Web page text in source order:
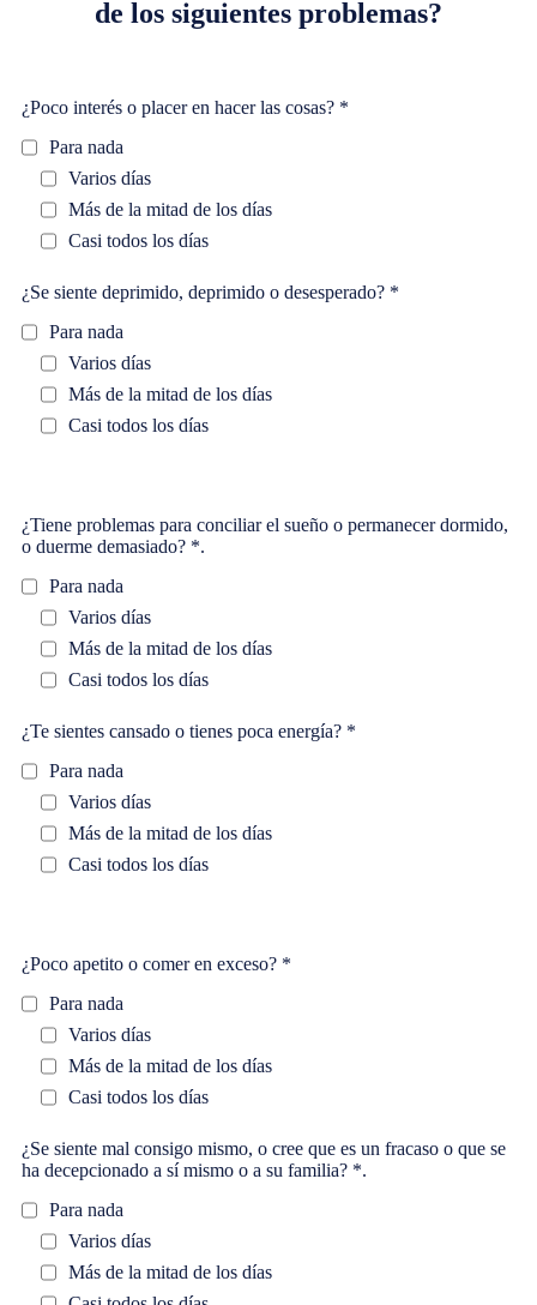
de los siguientes problemas?
¿Poco interés o placer en hacer las cosas? *
Para nada
Varios días
Más de la mitad de los días
Casi todos los días
¿Se siente deprimido, deprimido o desesperado? *
Para nada
Varios días
Más de la mitad de los días
Casi todos los días
¿Tiene problemas para conciliar el sueño o permanecer dormido,
o duerme demasiado? *.
Para nada
Varios días
Más de la mitad de los días
Casi todos los días
¿Te sientes cansado o tienes poca energía? *
Para nada
Varios días
Más de la mitad de los días
Casi todos los días
¿Poco apetito o comer en exceso? *
Para nada
Varios días
Más de la mitad de los días
Casi todos los días
¿Se siente mal consigo mismo, o cree que es un fracaso o que se
ha decepcionado a sí mismo o a su familia? *.
Para nada
Varios días
Más de la mitad de los días